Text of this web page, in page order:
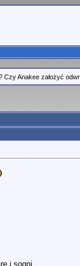
Anakee założyć
i sogni .